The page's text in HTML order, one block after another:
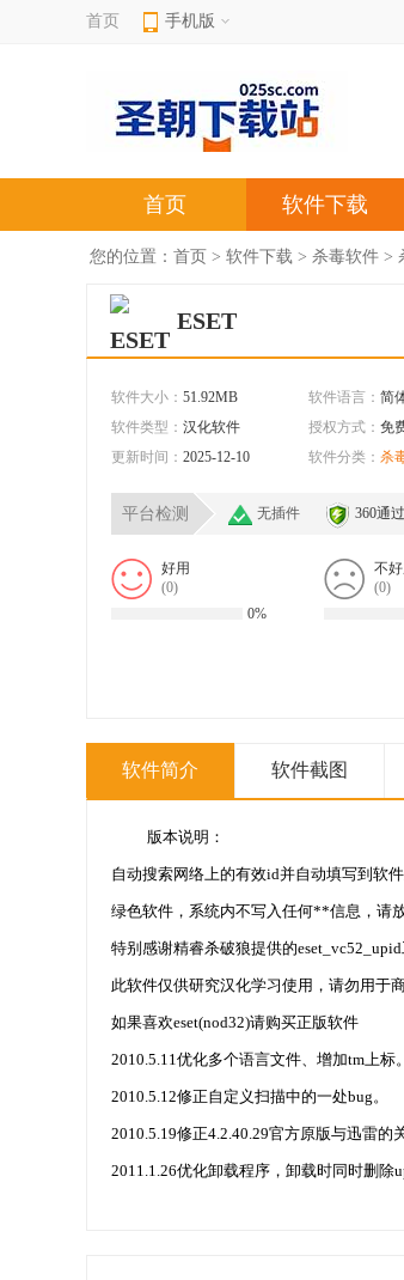
首页 手机版
首页 软件下载
您的位置： 首页 > 软件下载 > 杀毒软件 >
ESET
软件大小： 51.92MB 软件语言： 简
软件类型： 汉化软件 授权方式： 免
更新时间： 2025-12-10 软件分类： 杀
平台检测 无插件 360通过
好用
(0)
0%
不好
(0)
软件简介 软件截图
版本说明：
自动搜索网络上的有效id并自动填写到软
绿色软件，系统内不写入任何**信息，请放
特别感谢精睿杀破狼提供的eset_vc52_upid
此软件仅供研究汉化学习使用，请勿用于
如果喜欢eset(nod32)请购买正版软件
2010.5.11优化多个语言文件、增加tm上标。
2010.5.12修正自定义扫描中的一处bug。
2010.5.19修正4.2.40.29官方原版与迅雷的
2011.1.26优化卸载程序，卸载时同时删除